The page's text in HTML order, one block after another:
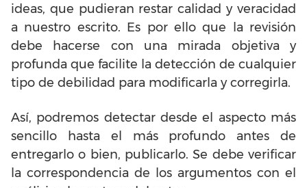
ideas, que pudieran restar calidad y veracidad
a nuestro escrito. Es por ello que la revisión
debe hacerse con una mirada objetiva y
profunda que facilite la detección de cualquier
tipo de debilidad para modificarla y corregirla.
Así, podremos detectar desde el aspecto más
sencillo hasta el más profundo antes de
entregarlo o bien, publicarlo. Se debe verificar
la correspondencia de los argumentos con el